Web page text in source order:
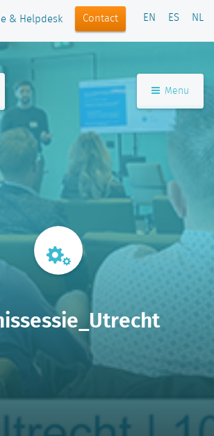
& Helpdesk Contact EN ES NL
Menu